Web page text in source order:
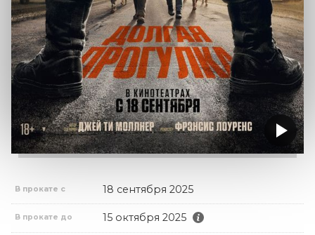
В прокате с 18 сентября 2025
В прокате до 15 октября 2025